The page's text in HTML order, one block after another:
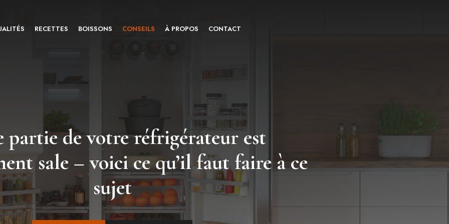
RECETTES BOISSONS CONSEILS À PROPOS CONTACT
partie de votre réfrigérateur est
sale – voici ce qu’il faut faire à ce
sujet